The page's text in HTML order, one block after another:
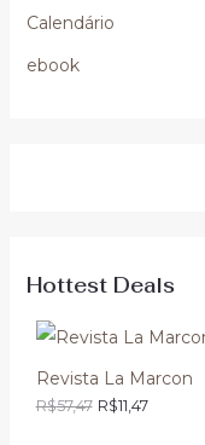
Calendário
ebook
Hottest Deals
Revista La Marcon
R$57,47 R$11,47